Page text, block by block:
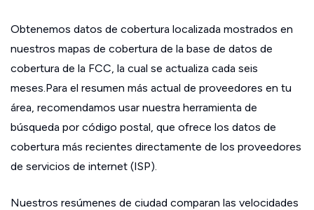
Obtenemos datos de cobertura localizada mostrados en
nuestros mapas de cobertura de la base de datos de
cobertura de la FCC, la cual se actualiza cada seis
meses.Para el resumen más actual de proveedores en tu
área, recomendamos usar nuestra herramienta de
búsqueda por código postal, que ofrece los datos de
cobertura más recientes directamente de los proveedores
de servicios de internet (ISP).
Nuestros resúmenes de ciudad comparan las velocidades